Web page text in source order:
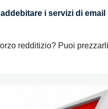
i servizi di email
redditizio? Puoi prezzarli